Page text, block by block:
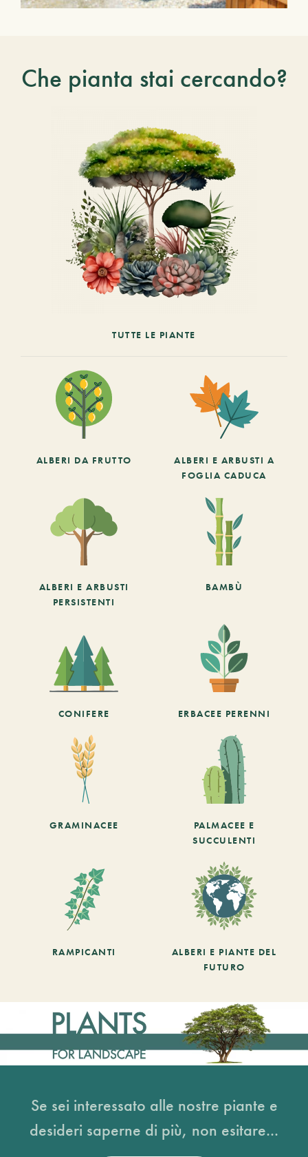
Che pianta stai cercando?
TUTTE LE PIANTE
ALBERI DA FRUTTO
ALBERI E ARBUSTI A
FOGLIA CADUCA
ALBERI E ARBUSTI
PERSISTENTI
BAMBÙ
CONIFERE ERBACEE PERENNI
GRAMINACEE
PALMACEE E
SUCCULENTI
RAMPICANTI
ALBERI E PIANTE DEL
FUTURO
Se sei interessato alle nostre piante e
desideri saperne di più, non esitare...